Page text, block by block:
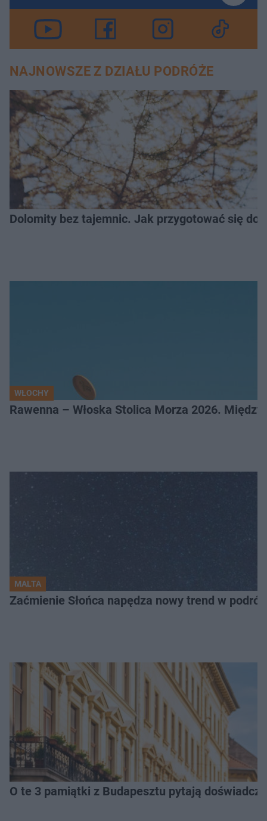
NAJNOWSZE Z DZIAŁU PODRÓŻE
Dolomity bez tajemnic. Jak przygotować się do
WŁOCHY
Rawenna – Włoska Stolica Morza 2026.
MALTA
Zaćmienie Słońca napędza nowy trend w
O te 3 pamiątki z Budapesztu pytają